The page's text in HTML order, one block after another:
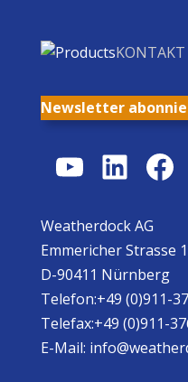
KONTAKT
Newsletter
YouTube
Weatherdock AG
Emmericher Strasse
D-90411 Nürnberg
Telefon:+49 (0)911-
Telefax:+49 (0)911-
E-Mail: